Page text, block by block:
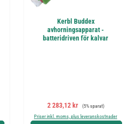
Kerbl Buddex
avhorningsapparat -
batteridriven för kalvar
Försäljningspris:
2 283,12 kr Ordinarie pris:
(5% sparat)
Priser inkl. moms, plus leveranskostnader